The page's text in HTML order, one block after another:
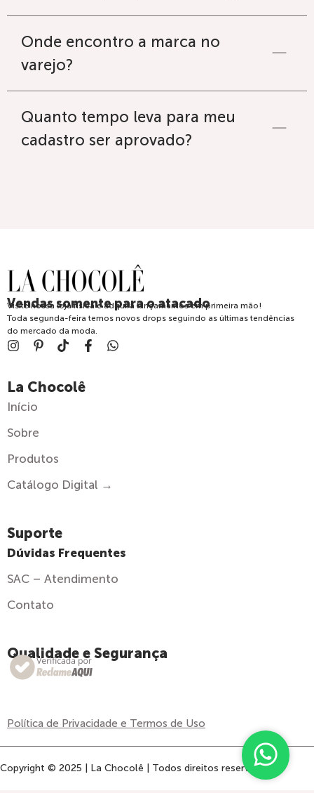
Onde encontro a marca no
varejo?
Quanto tempo leva para meu
cadastro ser aprovado?
Vendas somente para o atacado
Visite nossa loja física e adquira lançamentos em primeira mão!
Toda segunda-feira temos novos drops seguindo as últimas tendências
do mercado da moda.
La Chocolê
Início
Sobre
Produtos
Catálogo Digital →
Suporte
Dúvidas Frequentes
SAC – Atendimento
Contato
Qualidade e Segurança
Política de Privacidade e Termos de Uso
Copyright © 2025 | La Chocolê | Todos direitos reservados.